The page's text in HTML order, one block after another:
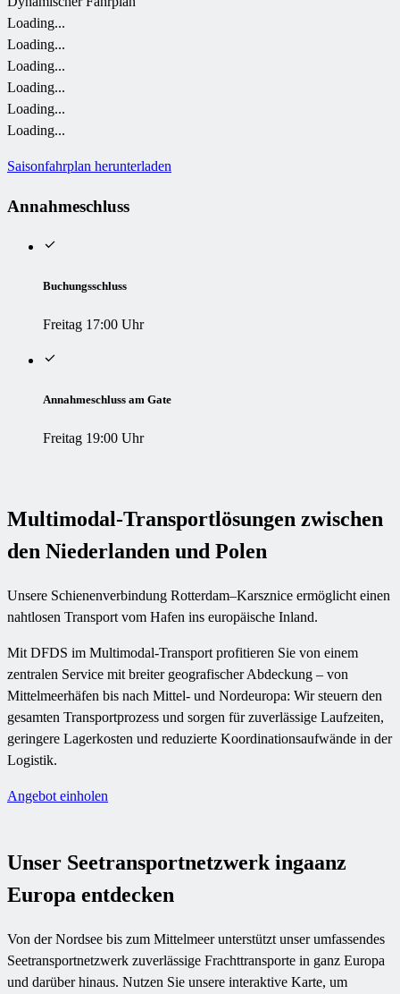
Loading...
Loading...
Loading...
Loading...
Loading...
Loading...
Saisonfahrplan herunterladen
Annahmeschluss
Buchungsschluss
Freitag 17:00 Uhr
Annahmeschluss am Gate
Freitag 19:00 Uhr
Multimodal-Transportlösungen zwischen
den Niederlanden und Polen
Unsere Schienenverbindung Rotterdam–Karsznice ermöglicht einen
nahtlosen Transport vom Hafen ins europäische Inland.
Mit DFDS im Multimodal-Transport profitieren Sie von einem
zentralen Service mit breiter geografischer Abdeckung – von
Mittelmeerhäfen bis nach Mittel- und Nordeuropa: Wir steuern den
gesamten Transportprozess und sorgen für zuverlässige Laufzeiten,
geringere Lagerkosten und reduzierte Koordinationsaufwände in der
Logistik.
Angebot einholen
Unser Seetransportnetzwerk ingaanz
Europa entdecken
Von der Nordsee bis zum Mittelmeer unterstützt unser umfassendes
Seetransportnetzwerk zuverlässige Frachttransporte in ganz Europa
und darüber hinaus. Nutzen Sie unsere interaktive Karte, um